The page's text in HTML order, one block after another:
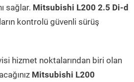
sağlar. Mitsubishi L200 2.5 Di-d
kontrolü güvenli sürüş
hizmet noktalarından biri olan
Mitsubishi L200